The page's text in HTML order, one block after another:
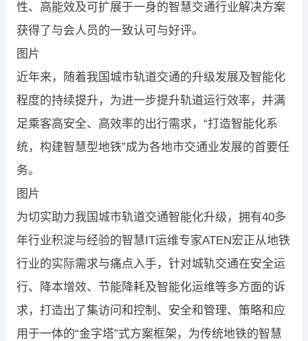
性、高能效及可扩展于一身的智慧交通行业解决方案
获得了与会人员的一致认可与好评。
图片
近年来，随着我国城市轨道交通的升级发展及智能化
程度的持续提升，为进一步提升轨道运行效率，并满
足乘客高安全、高效率的出行需求，“打造智能化系
统，构建智慧型地铁”成为各地市交通业发展的首要任
务。
图片
为切实助力我国城市轨道交通智能化升级，拥有40多
年行业积淀与经验的智慧IT运维专家ATEN宏正从地铁
行业的实际需求与痛点入手，针对城轨交通在安全运
行、降本增效、节能降耗及智能化运维等多方面的诉
求，打造出了集访问和控制、安全和管理、策略和应
用于一体的“金字塔”式方案框架，为传统地铁的智慧